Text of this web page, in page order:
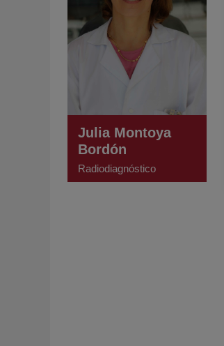
Julia Montoya
Bordón
Radiodiagnóstico